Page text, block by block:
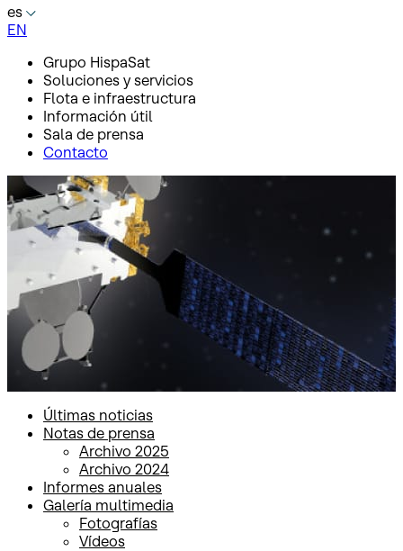
es
EN
Grupo HispaSat
Soluciones y servicios
Flota e infraestructura
Información útil
Sala de prensa
Contacto
Inicio Sala de prensa
Notas de prensa
Últimas noticias
Notas de prensa
Archivo 2025
Archivo 2024
Informes anuales
Galería multimedia
Fotografías
Vídeos